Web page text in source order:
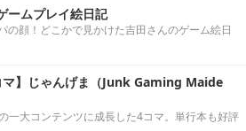
ームプレイ絵日記
の顔！どこかで見かけた吉田さんのゲーム絵日
マ】じゃんげま（Junk Gaming Maide
一大コンテンツに成長した4コマ。単行本も好評